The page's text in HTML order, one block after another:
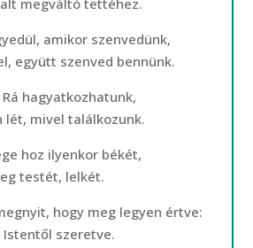
megváltó tettéhez.
amikor szenvedünk,
együtt szenved bennünk.
hagyatkozhatunk,
mivel találkozunk.
hoz ilyenkor békét,
testét, lelkét.
hogy meg legyen értve:
Istentől szeretve.